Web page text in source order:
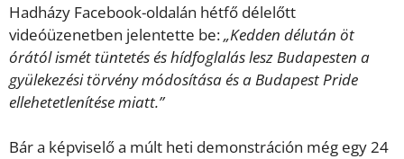
Hadházy Facebook-oldalán hétfő délelőtt
videóüzenetben jelentette be:„Kedden délután öt
órától ismét tüntetés és hídfoglalás lesz Budapesten a
gyülekezési törvény módosítása és a Budapest Pride
ellehetetlenítése miatt.”
Bár a képviselő a múlt heti demonstráción még egy 24